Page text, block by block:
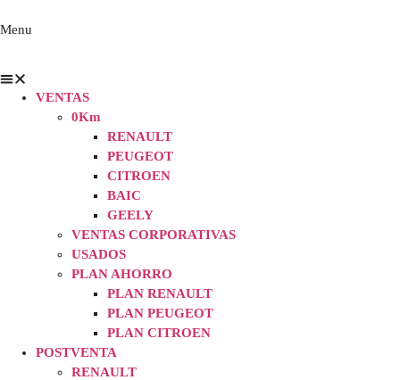
Menu
VENTAS
0Km
RENAULT
PEUGEOT
CITROEN
BAIC
GEELY
VENTAS CORPORATIVAS
USADOS
PLAN AHORRO
PLAN RENAULT
PLAN PEUGEOT
PLAN CITROEN
POSTVENTA
RENAULT